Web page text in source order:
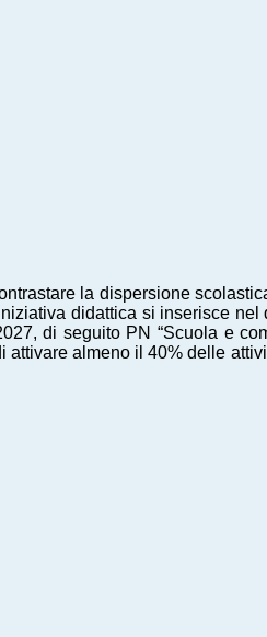
la dispersione
didattica si inserisce
di seguito PN “Scuola e
almeno il 40% delle